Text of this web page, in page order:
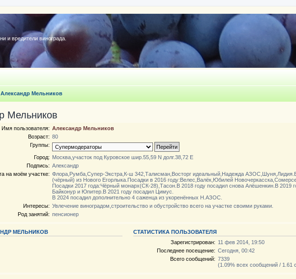
и вредители винограда.
Александр Мельников
Мельников
Имя пользователя: Александр Мельников
Возраст: 80
Группы:
Город: Москва,участок под Куровское шир.55,59 N долг.38,72 E
Подпись: Александр
на моём участке: Флора,Румба,Супер-Экстра,К-ш 342,Талисман,Восторг идеальный,Надежда
(чёрный) из Нового Егорлыка.Посадки в 2016 году:Велес,Валёк,Юбилей
Посадки 2017 года:Чёрный монарх(СК-28),Тасон.В 2018 году посадил снова Алёшенкин.В 2019
Байконур и Юпитер.В 2021 году посадил Цимус.
В 2024 посадил дополнительно 4 саженца из укоренённых Н.АЗОС.
Интересы: Увлечение виноградом,строительство и обустройство всего на участке своими руками.
Род занятий: пенсионер
МЕЛЬНИКОВ
СТАТИСТИКА ПОЛЬЗОВАТЕЛЯ
Зарегистрирован: 11 фев 2014, 19:50
Последнее посещение: Сегодня, 00:42
Всего сообщений: 7339
(1.09% всех сообщений / 1.61